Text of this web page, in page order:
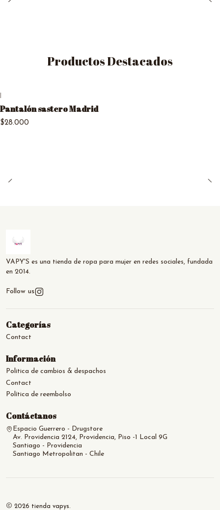
Productos Destacados
Pantalón sastero Madrid
$28.000
VAPY'S es una tienda de ropa para mujer en redes sociales, fundada
en 2014.
Follow us
Categorías
Contact
Información
Politica de cambios & despachos
Contact
Política de reembolso
Contáctanos
Espacio Guerrero - Drugstore
Av. Providencia 2124, Providencia, Piso -1 Local 9G
Santiago - Providencia
Santiago Metropolitan - Chile
2026 tienda vapys.